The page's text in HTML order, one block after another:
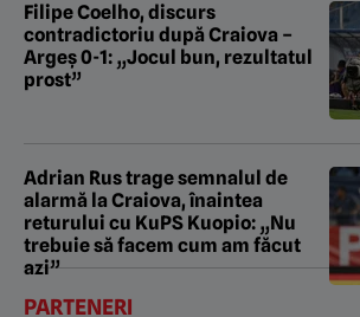
Filipe Coelho, discurs
contradictoriu după Craiova –
Argeș 0-1: „Jocul bun, rezultatul
prost”
Adrian Rus trage semnalul de
alarmă la Craiova, înaintea
returului cu KuPS Kuopio: „Nu
trebuie să facem cum am făcut
azi”
PARTENERI